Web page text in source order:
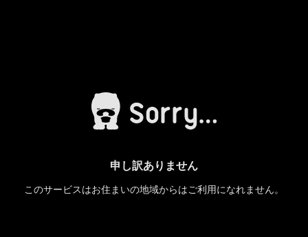
申し訳ありません
このサービスはお住まいの地域からはご利用になれません。